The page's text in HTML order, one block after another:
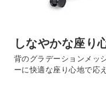
しなやかな座り
背のグラデーションメッ
ーに快適な座り心地で応